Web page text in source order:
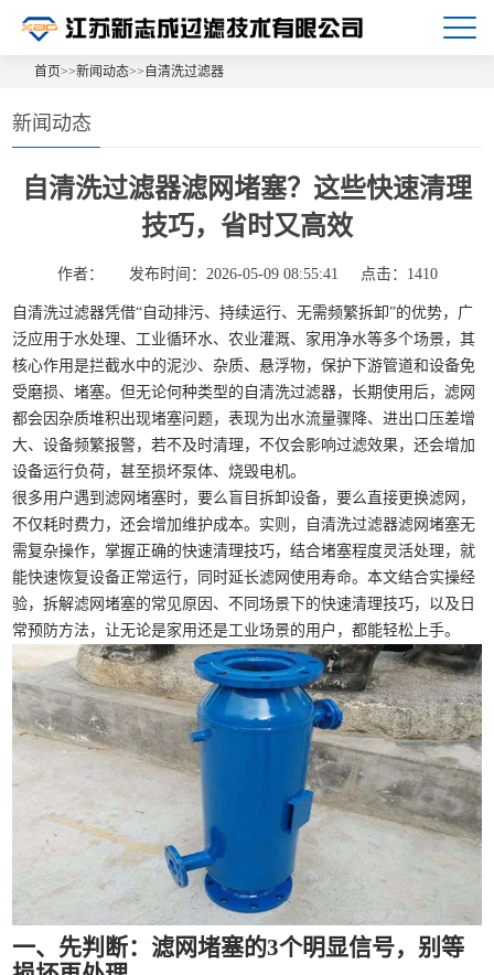
首页>>新闻动态>> 自清洗过滤器
新闻动态
自清洗过滤器滤网堵塞？这些快速清理
技巧，省时又高效
作者： 发布时间：2026-05-09 08:55:41 点击：1410
自清洗过滤器凭借“自动排污、持续运行、无需频繁拆卸”的优势，广
泛应用于水处理、工业循环水、农业灌溉、家用净水等多个场景，其
核心作用是拦截水中的泥沙、杂质、悬浮物，保护下游管道和设备免
受磨损、堵塞。但无论何种类型的自清洗过滤器，长期使用后，滤网
都会因杂质堆积出现堵塞问题，表现为出水流量骤降、进出口压差增
大、设备频繁报警，若不及时清理，不仅会影响过滤效果，还会增加
设备运行负荷，甚至损坏泵体、烧毁电机。
很多用户遇到滤网堵塞时，要么盲目拆卸设备，要么直接更换滤网，
不仅耗时费力，还会增加维护成本。实则，自清洗过滤器滤网堵塞无
需复杂操作，掌握正确的快速清理技巧，结合堵塞程度灵活处理，就
能快速恢复设备正常运行，同时延长滤网使用寿命。本文结合实操经
验，拆解滤网堵塞的常见原因、不同场景下的快速清理技巧，以及日
常预防方法，让无论是家用还是工业场景的用户，都能轻松上手。
一、先判断：滤网堵塞的3个明显信号，别等